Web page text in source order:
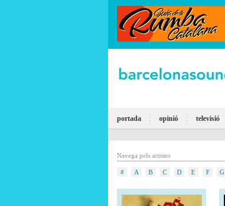
portada opinió televisió
Navega pels artistes
# A B C D E F G